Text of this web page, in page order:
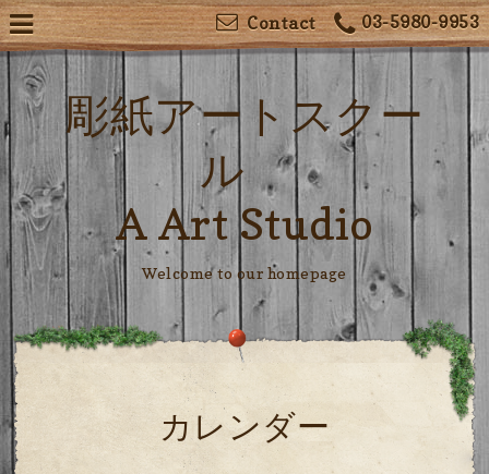
03-5980-9953
Contact
彫紙アートスクー
ル
A Art Studio
Welcome to our homepage
カレンダー